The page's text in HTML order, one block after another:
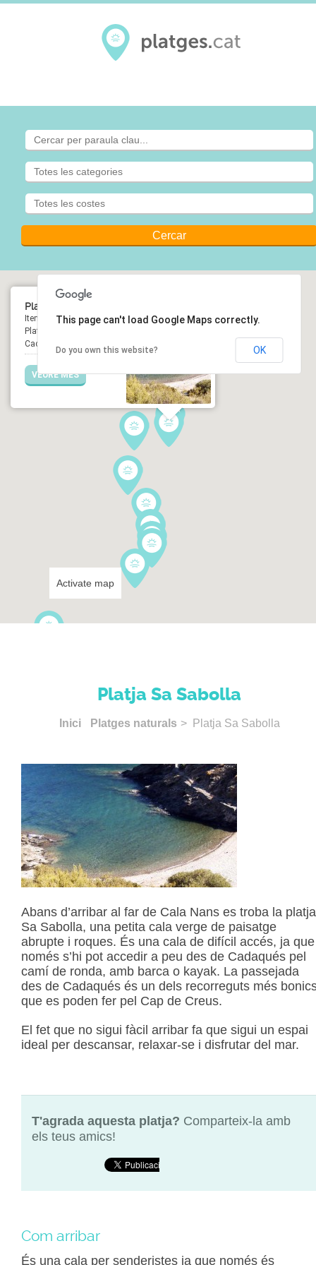
Platja Sa Sabolla
Item thumbnail
Platja Sa Sabolla,
Cadaqués (Girona)
VEURE MÉS
Activate map
This page can't load Google Maps correctly.
Do you own this website? OK
Platja Sa Sabolla
Inici Platges naturals > Platja Sa Sabolla
Abans d’arribar al far de Cala Nans es troba la platja
Sa Sabolla, una petita cala verge de paisatge
abrupte i roques. És una cala de difícil accés, ja que
només s’hi pot accedir a peu des de Cadaqués pel
camí de ronda, amb barca o kayak. La passejada
des de Cadaqués és un dels recorreguts més
que es poden fer pel Cap de Creus.
El fet que no sigui fàcil arribar fa que sigui un espai
ideal per descansar, relaxar-se i disfrutar del mar.
T'agrada aquesta platja? Comparteix-la amb
els teus amics!
Com arribar
És una cala per senderistes ja que només és